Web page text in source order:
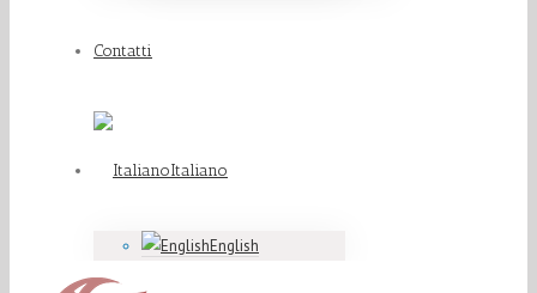
Contatti
Italiano
English